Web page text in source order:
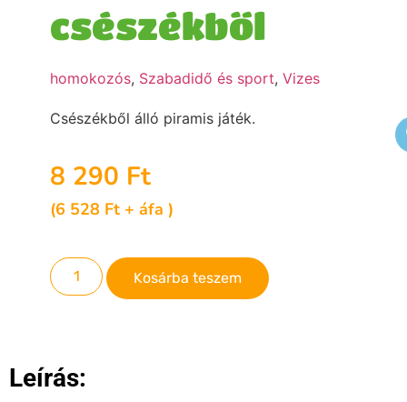
csészékből
homokozós, Szabadidő és sport, Vizes
Csészékből álló piramis játék.
8 290 Ft
(6 528 Ft + áfa )
Kosárba teszem
Leírás: